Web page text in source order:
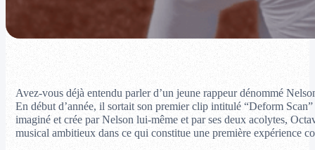
Avez-vous déjà entendu parler d’un jeune rappeur dénommé
En début d’année, il sortait son premier clip intitulé “Deform
imaginé et crée par Nelson lui-même et par ses deux acolytes,
musical ambitieux dans ce qui constitue une première expérience